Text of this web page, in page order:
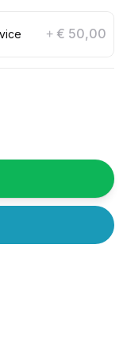
+ € 50,00